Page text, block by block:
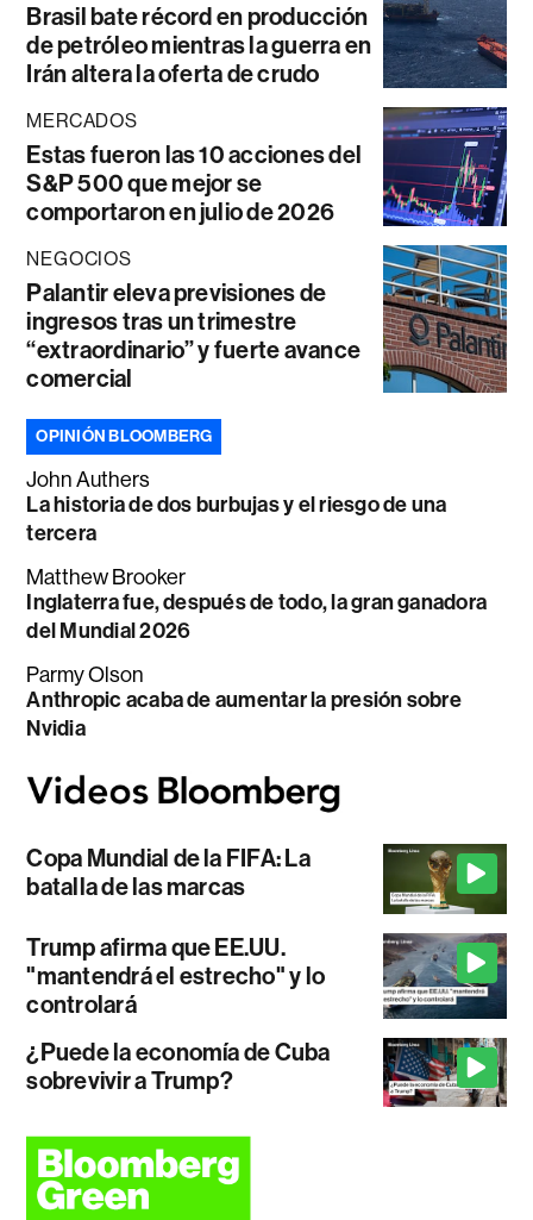
Brasil bate récord en producción
de petróleo mientras la guerra en
Irán altera la oferta de crudo
MERCADOS
Estas fueron las 10 acciones del
S&P 500 que mejor se
comportaron en julio de 2026
NEGOCIOS
Palantir eleva previsiones de
ingresos tras un trimestre
“extraordinario” y fuerte avance
comercial
OPINIÓN BLOOMBERG
John Authers
La historia de dos burbujas y el riesgo de una
tercera
Matthew Brooker
Inglaterra fue, después de todo, la gran ganadora
del Mundial 2026
Parmy Olson
Anthropic acaba de aumentar la presión sobre
Nvidia
Copa Mundial de la FIFA: La
batalla de las marcas
Trump afirma que EE.UU.
"mantendrá el estrecho" y lo
controlará
¿Puede la economía de Cuba
sobrevivir a Trump?